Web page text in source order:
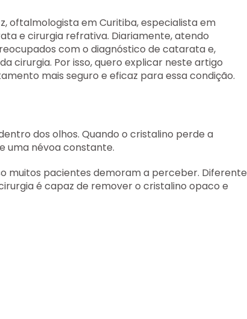
, oftalmologista em Curitiba, especialista em
e cirurgia refrativa. Diariamente, atendo
com o diagnóstico de catarata e,
cirurgia. Por isso, quero explicar neste artigo
mais seguro e eficaz para essa condição.
dos olhos. Quando o cristalino perde a
uma névoa constante.
muitos pacientes demoram a perceber. Diferente
é capaz de remover o cristalino opaco e